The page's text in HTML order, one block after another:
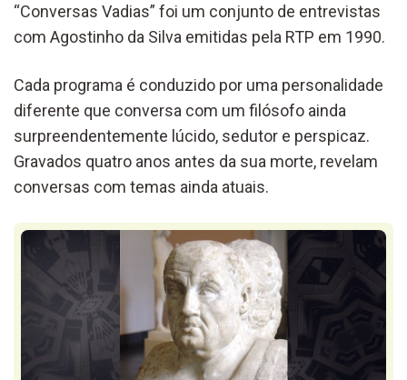
“Conversas Vadias” foi um conjunto de entrevistas
com Agostinho da Silva emitidas pela RTP em 1990.
Cada programa é conduzido por uma personalidade
diferente que conversa com um filósofo ainda
surpreendentemente lúcido, sedutor e perspicaz.
Gravados quatro anos antes da sua morte, revelam
conversas com temas ainda atuais.